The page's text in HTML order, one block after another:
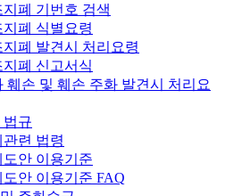
지폐 기번호 검색
지폐 식별요령
지폐 발견시 처리요령
지폐 신고서식
훼손 및 훼손 주화 발견시 처리요
법규
관련 법령
도안 이용기준
도안 이용기준 FAQ